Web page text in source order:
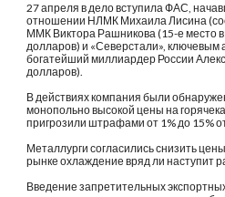
27 апреля в дело вступила ФАС,
отношении НЛМК Михаила Лисина
ММК Виктора Рашникова (15-е место в
долларов) и «Северстали», ключевым
богатейший миллиардер России
долларов).
В действиях компания были
монопольно высокой цены на
пригрозили штрафами от 1% до 15%
Металлурги согласились снизить
рынке охлаждение вряд ли наступит
Введение запретительных